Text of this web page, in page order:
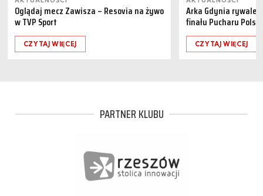
Oglądaj mecz Zawisza – Resovia na żywo
w TVP Sport
CZYTAJ WIĘCEJ
Arka Gdynia
finału Pucharu Polski
CZYTAJ WIĘCEJ
PARTNER KLUBU